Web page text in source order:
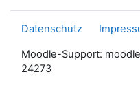
Datenschutz
Moodle-Support:
24273